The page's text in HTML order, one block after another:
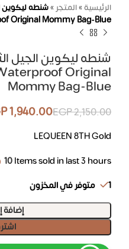
الرئيسية»المتجر »
Original Mommy Bag-Blue
Original
Mommy Bag-Blue
2,150.00
EGP
1,940.00
LEQUEEN 8TH Gold
10Items sold in last 3 hours
1 متوفر في المخزون
إضافة